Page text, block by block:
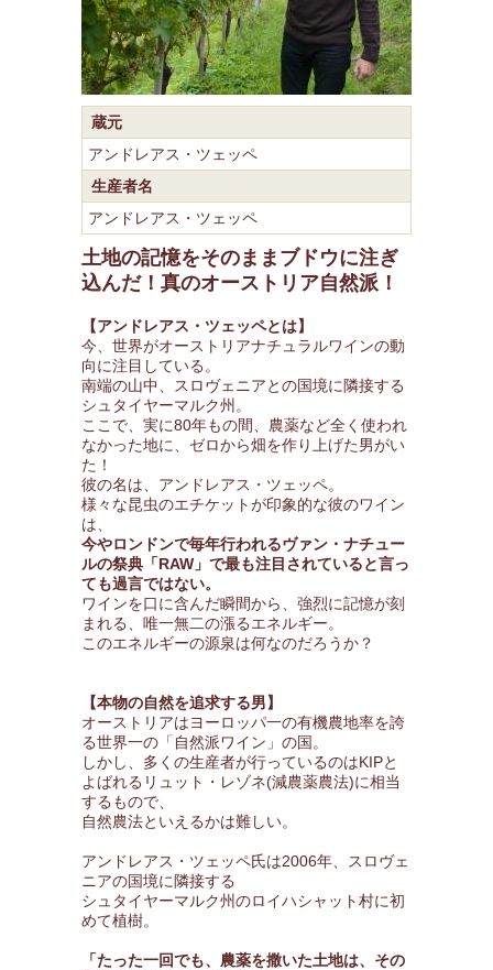
蔵元
アンドレアス・ツェッペ
生産者名
アンドレアス・ツェッペ
土地の記憶をそのままブドウに注ぎ
込んだ！真のオーストリア自然派！
【アンドレアス・ツェッペとは】
今、世界がオーストリアナチュラルワインの動
向に注目している。
南端の山中、スロヴェニアとの国境に隣接する
シュタイヤーマルク州。
ここで、実に80年もの間、農薬など全く使われ
なかった地に、ゼロから畑を作り上げた男がい
た！
彼の名は、アンドレアス・ツェッペ。
様々な昆虫のエチケットが印象的な彼のワイン
は、
今やロンドンで毎年行われるヴァン・ナチュー
ルの祭典「RAW」で最も注目されていると言っ
ても過言ではない。
ワインを口に含んだ瞬間から、強烈に記憶が刻
まれる、唯一無二の漲るエネルギー。
このエネルギーの源泉は何なのだろうか？
【本物の自然を追求する男】
オーストリアはヨーロッパ一の有機農地率を誇
る世界一の「自然派ワイン」の国。
しかし、多くの生産者が行っているのはKIPと
よばれるリュット・レゾネ(減農薬農法)に相当
するもので、
自然農法といえるかは難しい。
アンドレアス・ツェッペ氏は2006年、スロヴェ
ニアの国境に隣接する
シュタイヤーマルク州のロイハシャット村に初
めて植樹。
「たった一回でも、農薬を撒いた土地は、その